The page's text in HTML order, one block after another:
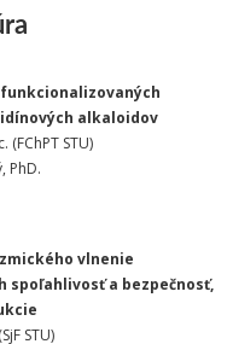
alkaloidov
STU)
PhD.
vlnenie
spoľahlivosť a bezpečnosť,
STU)